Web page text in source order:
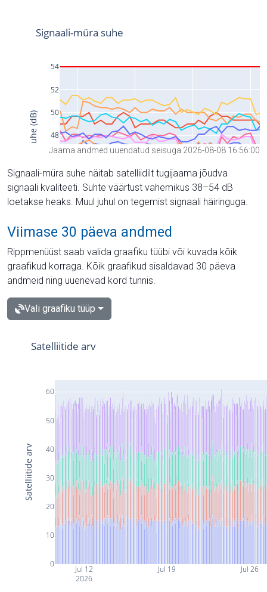
Jaama andmed uuendatud seisuga 2026-08-08 16:56:00
Signaali-müra suhe näitab satelliidilt tugijaama jõudva
signaali kvaliteeti. Suhte väärtust vahemikus 38–54 dB
loetakse heaks. Muul juhul on tegemist signaali häiringuga.
Viimase 30 päeva andmed
Rippmenüüst saab valida graafiku tüübi või kuvada kõik
graafikud korraga. Kõik graafikud sisaldavad 30 päeva
andmeid ning uuenevad kord tunnis.
Vali graafiku tüüp
Jul 12
2026
Jul 19 Jul 26
0
10
20
30
40
50
60
Satelliitide arv
Satelliitide arv